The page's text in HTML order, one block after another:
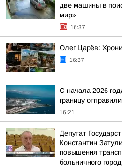
две машины в
мир»
16:37
Олег Царёв:
16:37
С начала 2026
границу
16:21
Депутат
Константин
повышения
больничного